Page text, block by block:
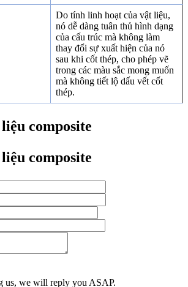
Do tính linh hoạt của vật liệu,
nó dễ dàng tuân thủ hình dạng
của cấu trúc mà không làm
thay đổi sự xuất hiện của nó
sau khi cốt thép, cho phép vẽ
trong các màu sắc mong muốn
mà không tiết lộ dấu vết cốt
thép.
composite
composite
us, we will reply you ASAP.